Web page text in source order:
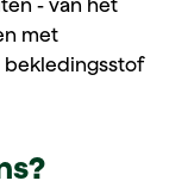
- van het
met